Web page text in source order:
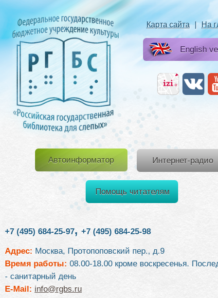
Карта сайта | На
English
Автоинформатор Интернет-радио
Помощь читателям
+7 (495) 684-25-97, +7 (495) 684-25-98
Адрес: Москва, Протопоповский пер., д.9
Время работы: 08.00-18.00 кроме воскресенья.
- санитарный день
E-Mail: info@rgbs.ru